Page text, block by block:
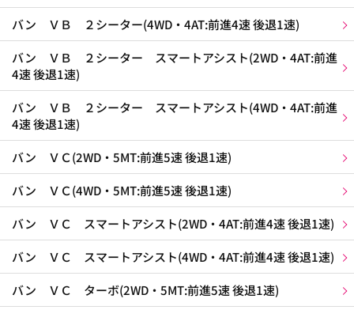
バン ＶＢ ２シーター(4WD・4AT:前進4速 後退1速)
バン ＶＢ ２シーター スマートアシスト(2WD・4AT:前進
4速 後退1速)
バン ＶＢ ２シーター スマートアシスト(4WD・4AT:前進
4速 後退1速)
バン ＶＣ(2WD・5MT:前進5速 後退1速)
バン ＶＣ(4WD・5MT:前進5速 後退1速)
バン ＶＣ スマートアシスト(2WD・4AT:前進4速 後退1速)
バン ＶＣ スマートアシスト(4WD・4AT:前進4速 後退1速)
バン ＶＣ ターボ(2WD・5MT:前進5速 後退1速)